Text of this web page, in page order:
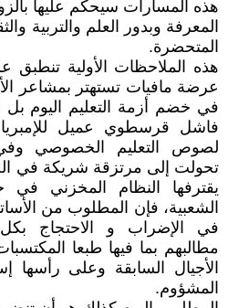
هذه المسارات سيحكم عليها
المعرفة وبدور العلم والتربية
المتحضرة.
هذه الملاحظات الأولية
عرضة مافيات تستهتر بمشاعر
في خضم أزمة التعليم اليوم
فاشل قرسطوي عميل
لصوص التعليم الخصوصي وفي
تحولت إلى مرتزقة شريكة في
يقترفها النظام المخزني في
الشعبية، فإن المطلوب من
في الإضراب و الاحتجاج
مطالبهم بما فيها طبعا
الأجيال السابقة وعلى رأسها
المشؤوم.